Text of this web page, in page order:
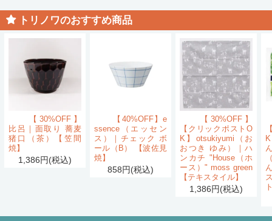
トリノワのおすすめ商品
【30%OFF】
比呂｜面取り 蕎麦
猪口（茶）【笠間
焼】
1,386円(税込)
【40%OFF】e
ssence（エッセン
ス）｜チェック ボ
ール（B） 【波佐見
焼】
858円(税込)
【30%OFF】
【クリックポストO
K】otsukiyumi（お
おつき ゆみ）｜ハ
ンカチ "House（ホ
ース）" moss green
【テキスタイル】
1,386円(税込)